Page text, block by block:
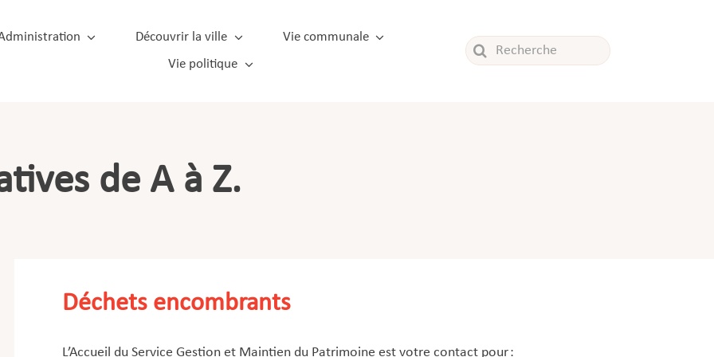
Découvrir la ville
Vie communale
Vie politique
Rechercher:
de A à Z.
Déchets encombrants
L’Accueil du Service Gestion et Maintien du Patrimoine est votre contact pour :